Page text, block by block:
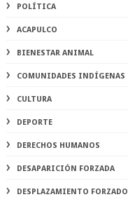
POLÍTICA
ACAPULCO
BIENESTAR ANIMAL
COMUNIDADES INDÍGENAS
CULTURA
DEPORTE
DERECHOS HUMANOS
DESAPARICIÓN FORZADA
DESPLAZAMIENTO FORZADO